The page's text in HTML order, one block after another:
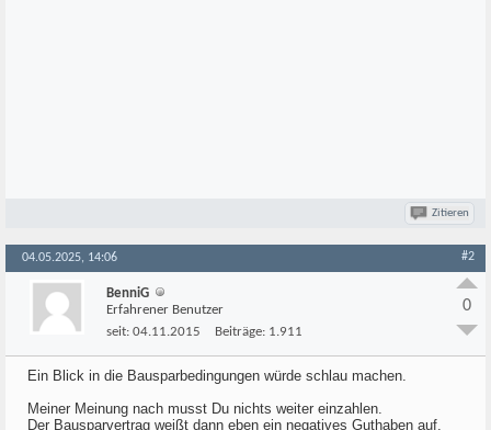
Zitieren
04.05.2025, 14:06 #2
BenniG
Erfahrener Benutzer
seit: 04.11.2015 Beiträge: 1.911
0
Ein Blick in die Bausparbedingungen würde schlau machen.
Meiner Meinung nach musst Du nichts weiter einzahlen.
Der Bausparvertrag weißt dann eben ein negatives Guthaben auf.